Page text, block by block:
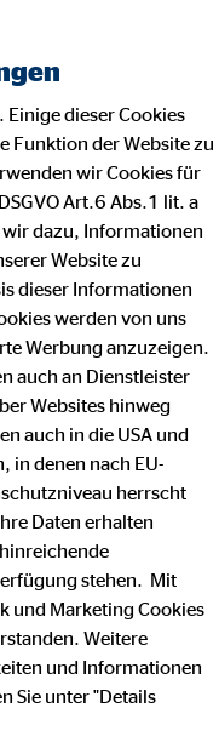
AG
zeven-karl-
über
in Stade
Einige dieser Cookies
Funktion der Website zu
wir Cookies für
Art.6 Abs.1 lit. a
dazu, Informationen
Website zu
dieser Informationen
werden von uns
Werbung anzuzeigen.
auch an Dienstleister
Websites hinweg
auch in die USA und
in denen nach EU-
herrscht
Daten erhalten
stehen. Mit
und Marketing Cookies
Weitere
und Informationen
Sie unter "Details